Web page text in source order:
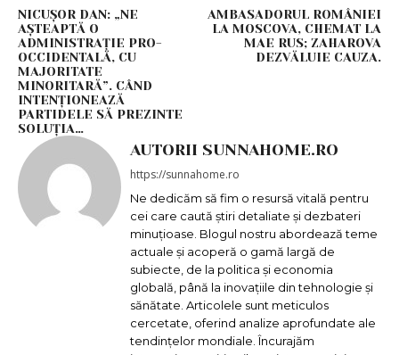
NICUȘOR DAN: „NE
AȘTEAPTĂ O
ADMINISTRAȚIE PRO-
OCCIDENTALĂ, CU
MAJORITATE
MINORITARĂ”. CÂND
INTENȚIONEAZĂ
PARTIDELE SĂ PREZINTE
SOLUȚIA…
AMBASADORUL ROMÂNIEI
LA MOSCOVA, CHEMAT LA
MAE RUS; ZAHAROVA
DEZVĂLUIE CAUZA.
AUTORII SUNNAHOME.RO
https://sunnahome.ro
Ne dedicăm să fim o resursă vitală pentru
cei care caută știri detaliate și dezbateri
minuțioase. Blogul nostru abordează teme
actuale și acoperă o gamă largă de
subiecte, de la politica și economia
globală, până la inovațiile din tehnologie și
sănătate. Articolele sunt meticulos
cercetate, oferind analize aprofundate ale
tendințelor mondiale. Încurajăm